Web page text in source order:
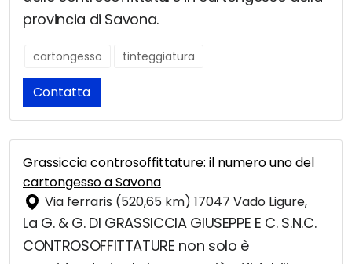
provincia di Savona.
cartongesso tinteggiatura
Contatta
Grassiccia controsoffittature: il numero uno del
cartongesso a Savona
Via ferraris (520,65 km) 17047 Vado Ligure,
La G. & G. DI GRASSICCIA GIUSEPPE E C. S.N.C.
CONTROSOFFITTATURE non solo è